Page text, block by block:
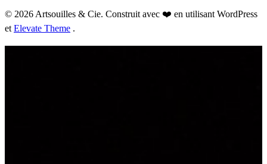
© 2026 Artsouilles & Cie. Construit avec ❤️ en utilisant WordPress
et Elevate Theme .